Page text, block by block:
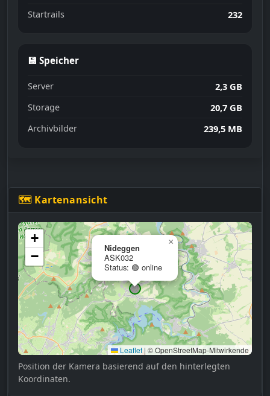
Startrails 232
💾 Speicher
Server 2,3 GB
Storage 20,7 GB
Archivbilder 239,5 MB
🗺 Kartenansicht
Nideggen
ASK032
Status: 🟢 online
×
+
−
Leaflet | © OpenStreetMap-Mitwirkende
Position der Kamera basierend auf den hinterlegten
Koordinaten.